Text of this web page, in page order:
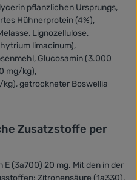
pflanzlichen Ursprungs,
Hühnerprotein (4%),
Lignozellulose,
limacinum),
Glucosamin (3.000
mg/kg),
getrockneter Boswellia
Zusatzstoffe per
E (3a700) 20 mg. Mit den in der
Zitronensäure (1a330),